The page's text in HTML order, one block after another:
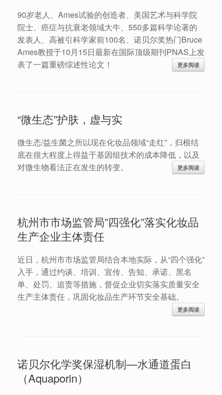
90岁老人、Ames试验的创造者、美国艺术与科学院
院士、癌症与抗衰老领域大牛、550多篇科学论著的
发表人、高被引科学家前100名、诺贝尔奖热门Bruce
Ames教授于10月15日最新在国际顶级期刊PNAS上发
表了一篇重磅综述性论文！
更多阅读
“微生态”护肤，虚与实
微生态/益生菌之所以现在化妆品领域“走红”，归根结
底在很大程度上得益于基因组技术的成本降低，以及
对微生物看法正在发生的转变。
更多阅读
杭州市市场监管局”四强化”落实化妆品
生产企业主体责任
近日，杭州市市场监管局结合本地实际，从“四个强化”
入手，通过约谈、培训、宣传、告知、承诺、黑名
单、处罚、追责等措施，督促企业切实落实质量安全
生产主体责任，巩固化妆品生产环节安全基础。
更多阅读
诺贝尔化学奖保湿机制—水通道蛋白
（Aquaporin）